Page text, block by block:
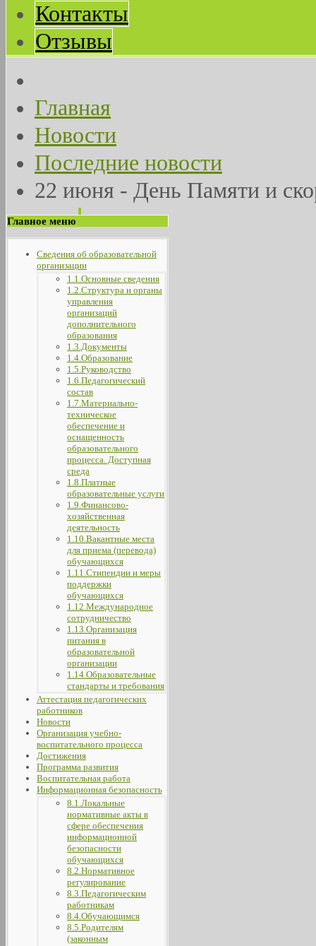
Контакты
Отзывы
Главная
Новости
Последние новости
22 июня - День Памяти и
Главное меню
Сведения об образовательной
организации
1.1.Основные сведения
1.2.Структура и органы
управления
организаций
дополнительного
образования
1.3.Документы
1.4.Образование
1.5.Руководство
1.6.Педагогический
состав
1.7.Материально-
техническое
обеспечение и
оснащенность
образовательного
процесса. Доступная
среда
1.8.Платные
образовательные услуги
1.9.Финансово-
хозяйственная
деятельность
1.10.Вакантные места
для приема (перевода)
обучающихся
1.11.Стипендии и меры
поддержки
обучающихся
1.12.Международное
сотрудничество
1.13.Организация
питания в
образовательной
организации
1.14.Образовательные
стандарты и требования
Аттестация педагогических
работников
Новости
Организация учебно-
воспитательного процесса
Достижения
Программа развития
Воспитательная работа
Информационная безопасность
8.1.Локальные
нормативные акты в
сфере обеспечения
информационной
безопасности
обучающихся
8.2.Нормативное
регулирование
8.3.Педагогическим
работникам
8.4.Обучающимся
8.5.Родителям
(законным